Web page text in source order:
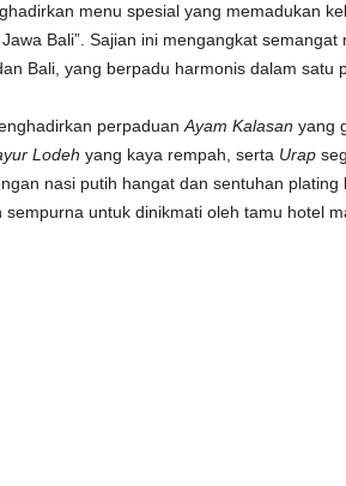
menu spesial yang memadukan
Bali”. Sajian ini mengangkat semangat
Bali, yang berpadu harmonis dalam satu
perpaduan Ayam Kalasan yang
Lodeh yang kaya rempah, serta Urap
nasi putih hangat dan sentuhan plating
untuk dinikmati oleh tamu hotel